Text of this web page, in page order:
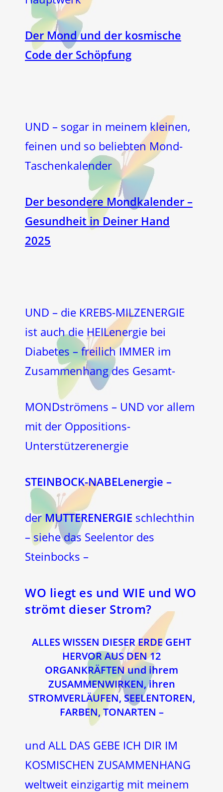
Der Mond und der kosmische
Code der Schöpfung
UND – sogar in meinem kleinen,
feinen und so beliebten Mond-
Taschenkalender
Der besondere Mondkalender –
Gesundheit in Deiner Hand
2025
UND – die KREBS-MILZENERGIE
ist auch die HEILenergie bei
Diabetes – freilich IMMER im
Zusammenhang des Gesamt-
MONDströmens – UND vor allem
mit der Oppositions-
Unterstützerenergie
STEINBOCK-NABELenergie –
derMUTTERENERGIE schlechthin
– siehe das Seelentor des
Steinbocks –
WO liegt es und WIE und WO
strömt dieser Strom?
ALLES WISSEN DIESER ERDE GEHT
HERVOR AUS DEN 12
ORGANKRÄFTEN und ihrem
ZUSAMMENWIRKEN, ihren
STROMVERLÄUFEN, SEELENTOREN,
FARBEN, TONARTEN –
und ALL DAS GEBE ICH DIR IM
KOSMISCHEN ZUSAMMENHANG
weltweit einzigartig mit meinem